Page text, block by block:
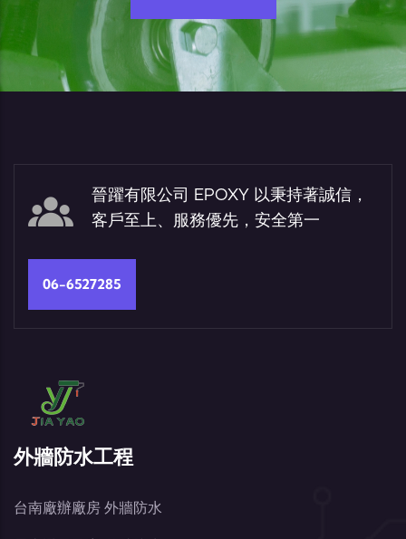
晉躍有限公司 EPOXY 以秉持著誠信，
客戶至上、服務優先，安全第一
06-6527285
外牆防水工程
台南廠辦廠房 外牆防水